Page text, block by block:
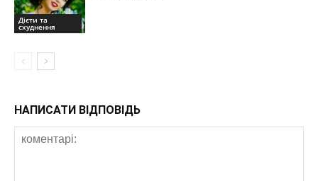
Дієти та
схуднення
НАПИСАТИ ВІДПОВІДЬ